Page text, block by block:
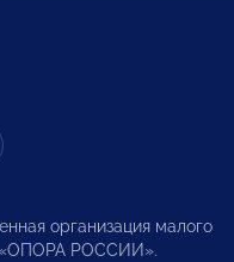
организация малого
«ОПОРА РОССИИ».